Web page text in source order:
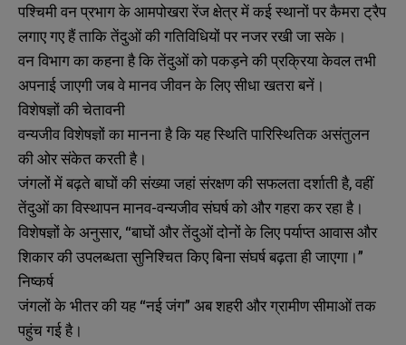
N
N
पश्चिमी वन प्रभाग के आमपोखरा रेंज क्षेत्र में कई स्थानों पर कैमरा ट्रैप
लगाए गए हैं ताकि तेंदुओं की गतिविधियों पर नजर रखी जा सके।
वन विभाग का कहना है कि तेंदुओं को पकड़ने की प्रक्रिया केवल तभी
अपनाई जाएगी जब वे मानव जीवन के लिए सीधा खतरा बनें।
विशेषज्ञों की चेतावनी
वन्यजीव विशेषज्ञों का मानना है कि यह स्थिति पारिस्थितिक असंतुलन
की ओर संकेत करती है।
जंगलों में बढ़ते बाघों की संख्या जहां संरक्षण की सफलता दर्शाती है, वहीं
तेंदुओं का विस्थापन मानव-वन्यजीव संघर्ष को और गहरा कर रहा है।
विशेषज्ञों के अनुसार, “बाघों और तेंदुओं दोनों के लिए पर्याप्त आवास और
शिकार की उपलब्धता सुनिश्चित किए बिना संघर्ष बढ़ता ही जाएगा।”
निष्कर्ष
जंगलों के भीतर की यह “नई जंग” अब शहरी और ग्रामीण सीमाओं तक
पहुंच गई है।